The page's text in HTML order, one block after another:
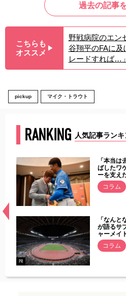
過去の記事
こちらも
オススメ ▶︎
野戦病院のエ
谷翔平のFAに及
レードすれば…」
pickup マイク・トラウト
RANKING 人気記事ラン
常
「本当
ばしたワ
ーを支え
コラム
PR
「なん
が語るサ
ャーメイ
コラム